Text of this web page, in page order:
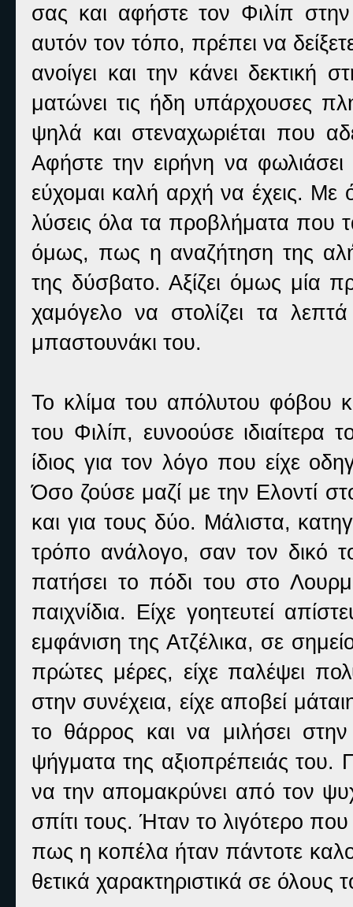
σας και αφήστε τον Φιλίπ
αυτόν τον τόπο, πρέπει να
ανοίγει και την κάνει δεκτική
ματώνει τις ήδη υπάρχουσες
ψηλά και στεναχωριέται που
Αφήστε την ειρήνη να
εύχομαι καλή αρχή να έχεις.
λύσεις όλα τα προβλήματα που
όμως, πως η αναζήτηση της
της δύσβατο. Αξίζει όμως μία
χαμόγελο να στολίζει τα
μπαστουνάκι του.
Το κλίμα του απόλυτου φόβου
του Φιλίπ, ευνοούσε ιδιαίτερα
ίδιος για τον λόγο που είχε
Όσο ζούσε μαζί με την Ελοντί
και για τους δύο. Μάλιστα,
τρόπο ανάλογο, σαν τον δικό
πατήσει το πόδι του στο
παιχνίδια. Είχε γοητευτεί
εμφάνιση της Ατζέλικα, σε
πρώτες μέρες, είχε παλέψει
στην συνέχεια, είχε αποβεί
το θάρρος και να μιλήσει
ψήγματα της αξιοπρέπειάς
να την απομακρύνει από τον
σπίτι τους. Ήταν το λιγότερο
πως η κοπέλα ήταν πάντοτε
θετικά χαρακτηριστικά σε